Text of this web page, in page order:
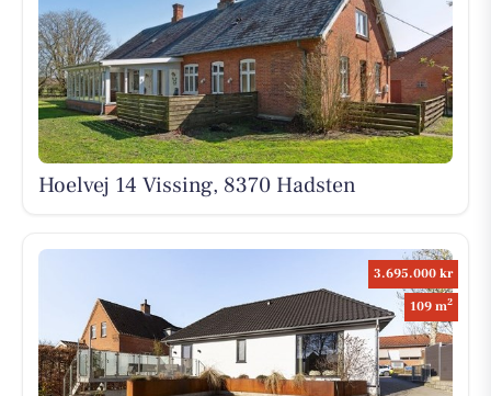
Hoelvej 14 Vissing, 8370 Hadsten
3.695.000 kr
109 m2